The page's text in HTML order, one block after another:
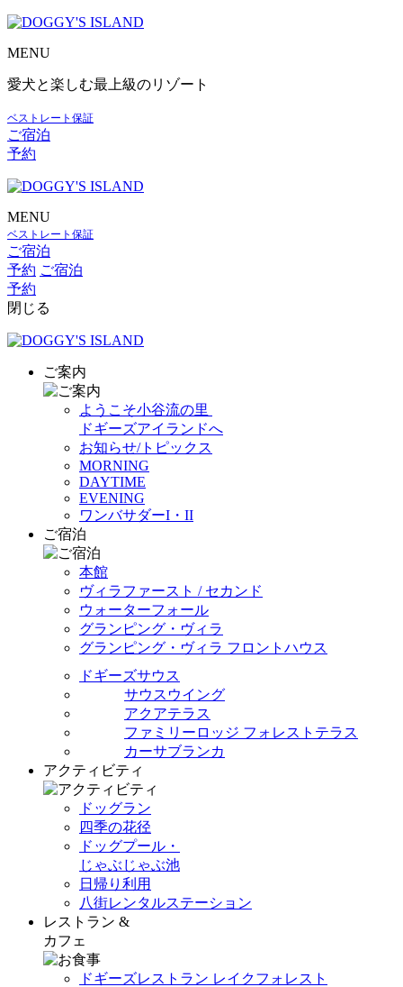
MENU
愛犬と楽しむ最上級のリゾート
ベストレート保証
ご宿泊
予約
MENU
ベストレート保証
ご宿泊
予約 ご宿泊
予約
閉じる
ご案内
ようこそ小谷流の里
ドギーズアイランドへ
お知らせ/トピックス
MORNING
DAYTIME
EVENING
ワンバサダーI・II
ご宿泊
本館
ヴィラファースト / セカンド
ウォーターフォール
グランピング・ヴィラ
グランピング・ヴィラ フロントハウス
ドギーズサウス
サウスウイング
アクアテラス
ファミリーロッジ フォレストテラス
カーサブランカ
アクティビティ
ドッグラン
四季の花径
ドッグプール・
じゃぶじゃぶ池
日帰り利用
八街レンタルステーション
レストラン &
カフェ
ドギーズレストラン レイクフォレスト